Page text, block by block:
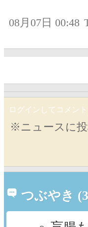
08月07日 00:48
ログインしてコメン
※ニュースに
つぶやき